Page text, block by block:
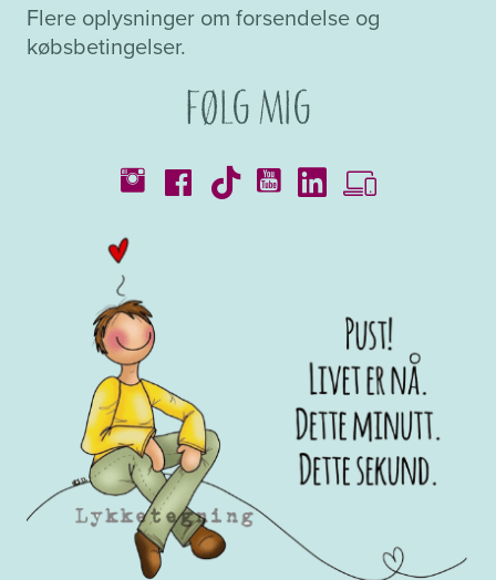
Flere oplysninger om forsendelse og
købsbetingelser.
Følg mig
Kataloger